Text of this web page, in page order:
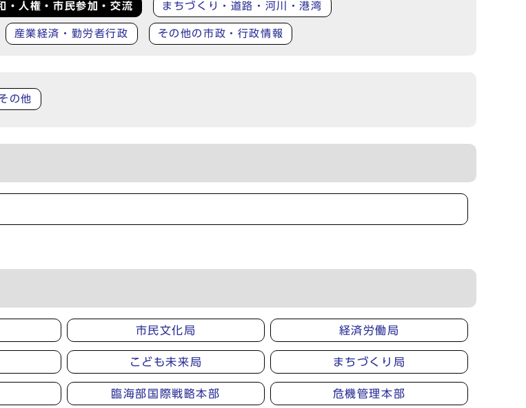
・人権・市民参加・交流 まちづくり・道路・河川・港湾
産業経済・勤労者行政 その他の市政・行政情報
の他
市民文化局 経済労働局
こども未来局 まちづくり局
臨海部国際戦略本部 危機管理本部